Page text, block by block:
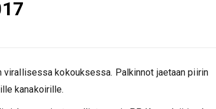
kokouksessa. Palkinnot jaetaan piirin
kanakoirille.